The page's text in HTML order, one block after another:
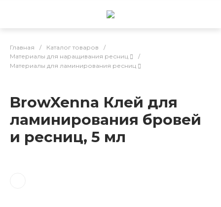
Главная / Каталог товаров
/
Материалы для наращивания ресниц
/
Материалы для ламинирования ресниц
BrowXenna Клей для
ламинирования бровей
и ресниц, 5 мл